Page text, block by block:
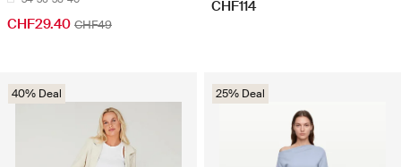
CHF29.40 CHF49
CHF114
40% Deal 25% Deal